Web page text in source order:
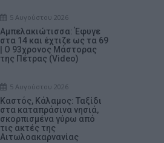
5 Αυγούστου 2026
Αμπελακιώτισσα: Έφυγε
στα 14 και έχτιζε ως τα 69
| Ο 93χρονος Μάστορας
της Πέτρας (Video)
5 Αυγούστου 2026
Καστός, Κάλαμος: Ταξίδι
στα καταπράσινα νησιά,
σκορπισμένα γύρω από
τις ακτές της
Αιτωλοακαρνανίας